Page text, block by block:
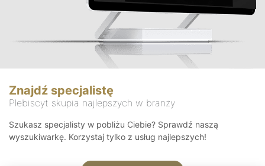
Znajdź specjalistę
Plebiscyt skupia najlepszych w branży
Szukasz specjalisty w pobliżu Ciebie? Sprawdź naszą
wyszukiwarkę. Korzystaj tylko z usług najlepszych!